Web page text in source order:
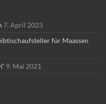
7. April 2023
für Maassen
9. Mai 2021